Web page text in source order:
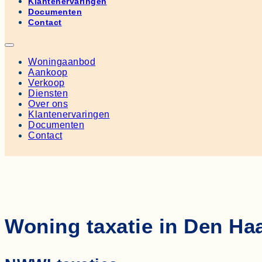
Documenten
Contact
Woningaanbod
Aankoop
Verkoop
Diensten
Over ons
Klantenervaringen
Documenten
Contact
Woning taxatie in Den